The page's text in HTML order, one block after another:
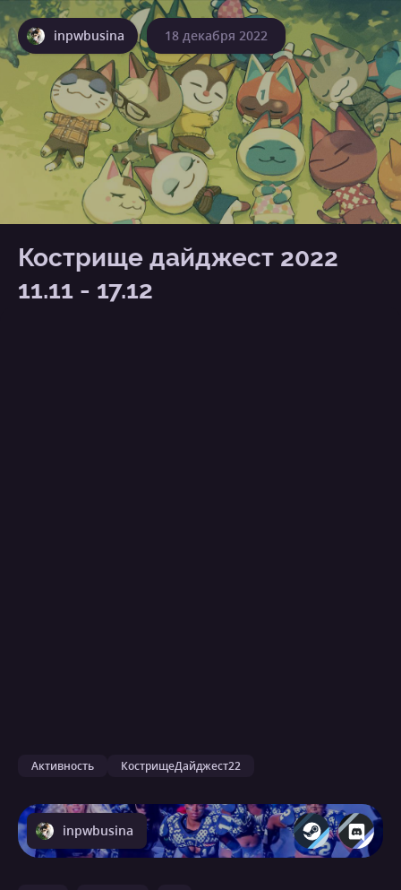
inpwbusina 18 декабря 2022
Кострище дайджест 2022
11.11 - 17.12
Активность КострищеДайджест22
inpwbusina